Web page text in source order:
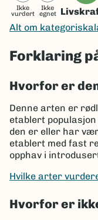
Ikke
vurdert
Ikke
egnet
Alt om
Forklaring
Hvorfor er
Denne arten er
etablert
den er eller har
etablert med fast
opphav i
Hvilke arter
Hvorfor er